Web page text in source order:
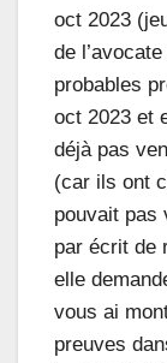
oct 2023
de
probables
oct 2023 et
déjà pas
(car ils ont
pouvait pas
par écrit de
elle
vous ai
preuves